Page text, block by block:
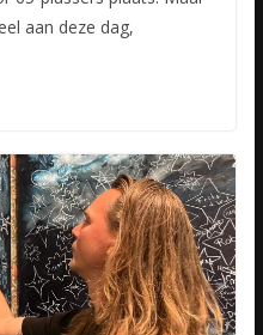
aan deze dag,